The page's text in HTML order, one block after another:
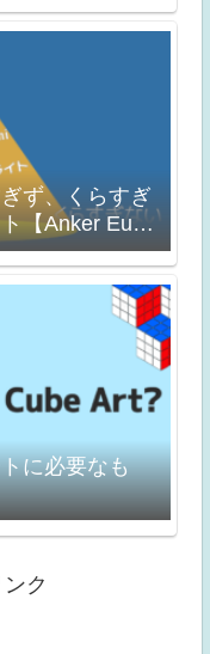
ず、くらすぎ
【Anker Eufy
に必要なも
ク